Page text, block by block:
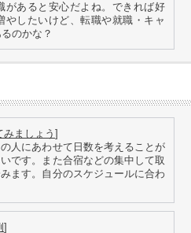
があると安心だよね。できれば好
やしたいけど、転職や就職・キャ
のかな？
ましょう ]
人にあわせて日数を考えることが
です。また合宿などの集中して取
ます。自分のスケジュールに合わ
]